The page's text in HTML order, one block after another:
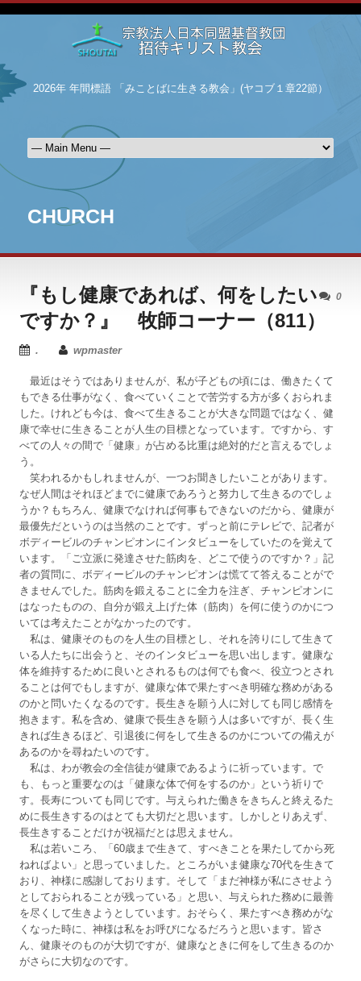
2026年 年間標語 「みことばに生きる教会」(ヤコブ１章22節）
CHURCH
0
『もし健康であれば、何をしたい
ですか？』 牧師コーナー（811）
. wpmaster
最近はそうではありませんが、私が子どもの頃には、働きたくて
もできる仕事がなく、食べていくことで苦労する方が多くおられま
した。けれども今は、食べて生きることが大きな問題ではなく、健
康で幸せに生きることが人生の目標となっています。ですから、す
べての人々の間で「健康」が占める比重は絶対的だと言えるでしょ
う。
笑われるかもしれませんが、一つお聞きしたいことがあります。
なぜ人間はそれほどまでに健康であろうと努力して生きるのでしょ
うか？もちろん、健康でなければ何事もできないのだから、健康が
最優先だというのは当然のことです。ずっと前にテレビで、記者が
ボディービルのチャンピオンにインタビューをしていたのを覚えて
います。「ご立派に発達させた筋肉を、どこで使うのですか？」記
者の質問に、ボディービルのチャンピオンは慌てて答えることがで
きませんでした。筋肉を鍛えることに全力を注ぎ、チャンピオンに
はなったものの、自分が鍛え上げた体（筋肉）を何に使うのかにつ
いては考えたことがなかったのです。
私は、健康そのものを人生の目標とし、それを誇りにして生きて
いる人たちに出会うと、そのインタビューを思い出します。健康な
体を維持するために良いとされるものは何でも食べ、役立つとされ
ることは何でもしますが、健康な体で果たすべき明確な務めがある
のかと問いたくなるのです。長生きを願う人に対しても同じ感情を
抱きます。私を含め、健康で長生きを願う人は多いですが、長く生
きれば生きるほど、引退後に何をして生きるのかについての備えが
あるのかを尋ねたいのです。
私は、わが教会の全信徒が健康であるように祈っています。で
も、もっと重要なのは「健康な体で何をするのか」という祈りで
す。長寿についても同じです。与えられた働きをきちんと終えるた
めに長生きするのはとても大切だと思います。しかしとりあえず、
長生きすることだけが祝福だとは思えません。
私は若いころ、「60歳まで生きて、すべきことを果たしてから死
ねればよい」と思っていました。ところがいま健康な70代を生きて
おり、神様に感謝しております。そして「まだ神様が私にさせよう
としておられることが残っている」と思い、与えられた務めに最善
を尽くして生きようとしています。おそらく、果たすべき務めがな
くなった時に、神様は私をお呼びになるだろうと思います。皆さ
ん、健康そのものが大切ですが、健康なときに何をして生きるのか
がさらに大切なのです。